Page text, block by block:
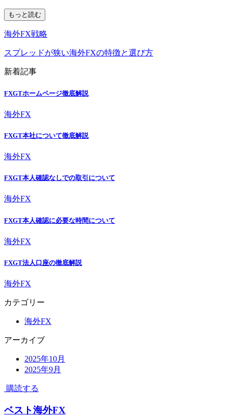
もっと読む
海外FX戦略
スプレッドが狭い海外FXの特徴と選び方
新着記事
FXGTホームページ徹底解説
海外FX
FXGT本社について徹底解説
海外FX
FXGT本人確認なしでの取引について
海外FX
FXGT本人確認に必要な時間について
海外FX
FXGT法人口座の徹底解説
海外FX
カテゴリー
海外FX
アーカイブ
2025年10月
2025年9月
購読する
ベスト海外FX